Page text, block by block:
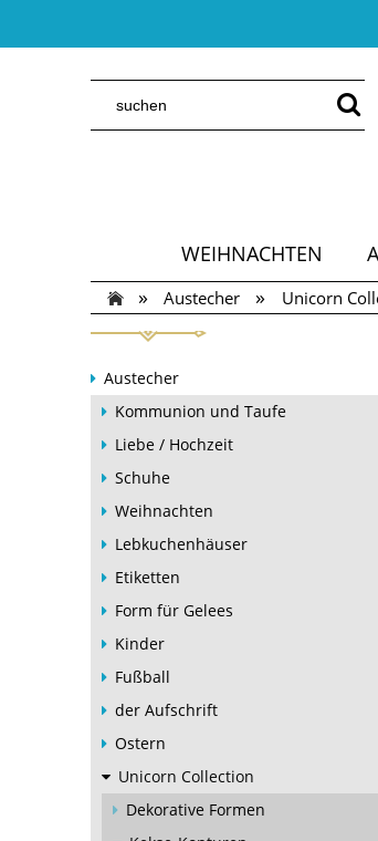
WEIHNACHTEN
» Austecher » Unicorn
Austecher
Kommunion und Taufe
Liebe / Hochzeit
Schuhe
Weihnachten
Lebkuchenhäuser
Etiketten
Form für Gelees
Kinder
Fußball
der Aufschrift
Ostern
Unicorn Collection
Dekorative Formen